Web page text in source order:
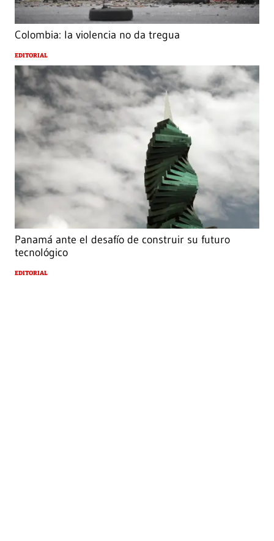
Colombia: la violencia no da tregua
EDITORIAL
Panamá ante el desafío de construir su futuro
tecnológico
EDITORIAL